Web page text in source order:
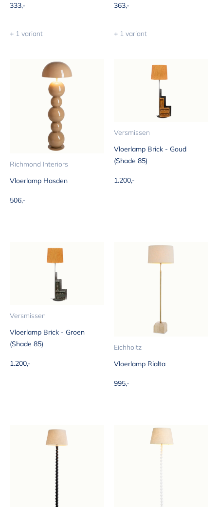
Aanbiedingsprijs
333,-
+ 1 variant
Aanbiedingsprijs
363,-
+ 1 variant
Richmond Interiors
Vloerlamp Hasden
Aanbiedingsprijs
506,-
Versmissen
Vloerlamp Brick - Goud
(Shade 85)
Aanbiedingsprijs
1.200,-
Versmissen
Vloerlamp Brick - Groen
(Shade 85)
Aanbiedingsprijs
1.200,-
Eichholtz
Vloerlamp Rialta
Aanbiedingsprijs
995,-